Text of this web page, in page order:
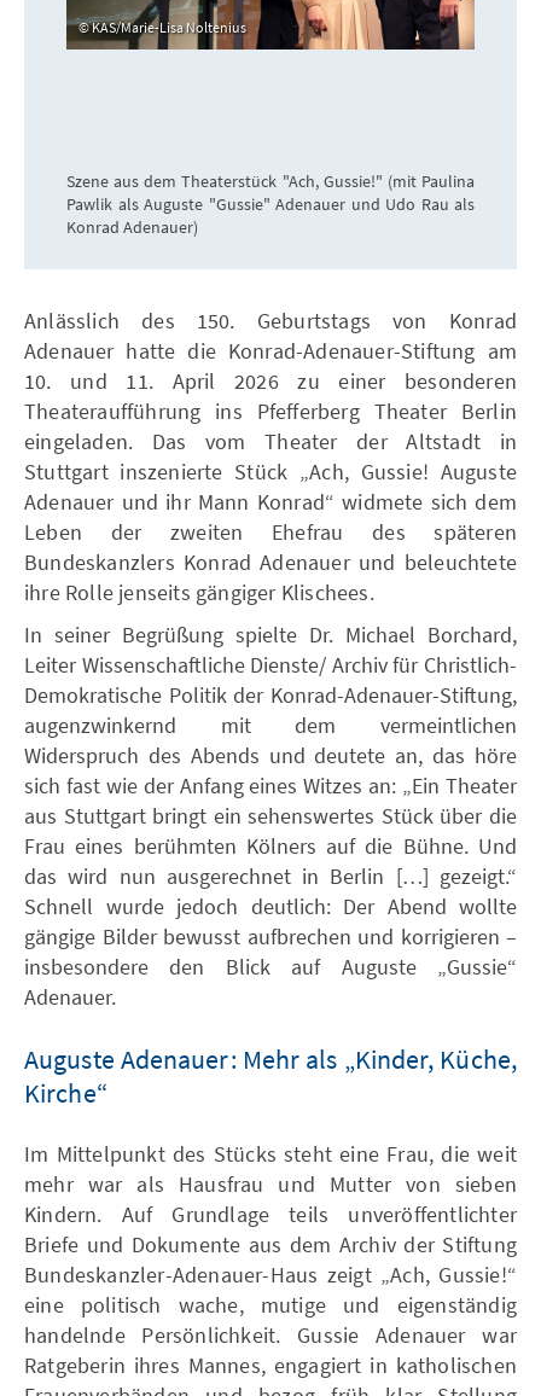
KAS/Marie-Lisa Noltenius
Szene aus dem Theaterstück "Ach, Gussie!" (mit Paulina
Pawlik als Auguste "Gussie" Adenauer und Udo Rau als
Konrad Adenauer)
Anlässlich des 150. Geburtstags von Konrad
Adenauer hatte die Konrad-Adenauer-Stiftung am
10. und 11. April 2026 zu einer besonderen
Theateraufführung ins Pfefferberg Theater Berlin
eingeladen. Das vom Theater der Altstadt in
Stuttgart inszenierte Stück „Ach, Gussie! Auguste
Adenauer und ihr Mann Konrad“ widmete sich dem
Leben der zweiten Ehefrau des späteren
Bundeskanzlers Konrad Adenauer und beleuchtete
ihre Rolle jenseits gängiger Klischees.
In seiner Begrüßung spielte Dr. Michael Borchard,
Leiter Wissenschaftliche Dienste/ Archiv für Christlich-
Demokratische Politik der Konrad-Adenauer-Stiftung,
augenzwinkernd mit dem vermeintlichen
Widerspruch des Abends und deutete an, das höre
sich fast wie der Anfang eines Witzes an: „Ein Theater
aus Stuttgart bringt ein sehenswertes Stück über die
Frau eines berühmten Kölners auf die Bühne. Und
das wird nun ausgerechnet in Berlin […] gezeigt.“
Schnell wurde jedoch deutlich: Der Abend wollte
gängige Bilder bewusst aufbrechen und korrigieren –
insbesondere den Blick auf Auguste „Gussie“
Adenauer.
Auguste Adenauer: Mehr als „Kinder, Küche,
Kirche“
Im Mittelpunkt des Stücks steht eine Frau, die weit
mehr war als Hausfrau und Mutter von sieben
Kindern. Auf Grundlage teils unveröffentlichter
Briefe und Dokumente aus dem Archiv der Stiftung
Bundeskanzler-Adenauer-Haus zeigt „Ach, Gussie!“
eine politisch wache, mutige und eigenständig
handelnde Persönlichkeit. Gussie Adenauer war
Ratgeberin ihres Mannes, engagiert in katholischen